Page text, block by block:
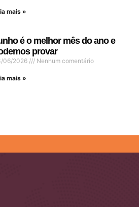
mais »
é o melhor mês do ano e
provar
06/2026 Nenhum comentário
mais »